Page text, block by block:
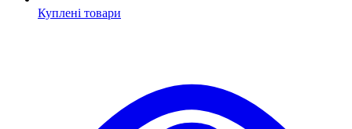
Куплені товари